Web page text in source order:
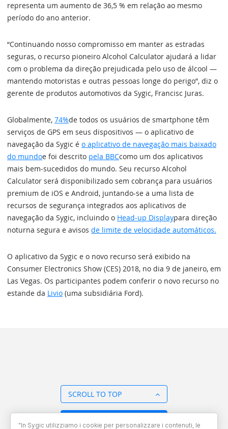
representa um aumento de 36,5 % em relação ao mesmo
período do ano anterior.
“Continuando nosso compromisso em manter as estradas
seguras, o recurso pioneiro Alcohol Calculator ajudará a lidar
com o problema da direção prejudicada pelo uso de álcool —
mantendo motoristas e outras pessoas longe do perigo”, diz o
gerente de produtos automotivos da Sygic, Francisc Juras.
Globalmente, 74%de todos os usuários de smartphone têm
serviços de GPS em seus dispositivos — o aplicativo de
navegação da Sygic é o aplicativo de navegação mais baixado
do mundoe foi descrito pela BBCcomo um dos aplicativos
mais bem-sucedidos do mundo. Seu recurso Alcohol
Calculator será disponibilizado sem cobrança para usuários
premium de iOS e Android, juntando-se a uma lista de
recursos de segurança integrados aos aplicativos de
navegação da Sygic, incluindo o Head-up Displaypara direção
noturna segura e avisos de limite de velocidade automáticos.
O aplicativo da Sygic e o novo recurso será exibido na
Consumer Electronics Show (CES) 2018, no dia 9 de janeiro, em
Las Vegas. Os participantes podem conferir o novo recurso no
estande da Livio (uma subsidiária Ford).
SCROLL TO TOP
"In Sygic utilizziamo i cookie per personalizzare i contenuti, le